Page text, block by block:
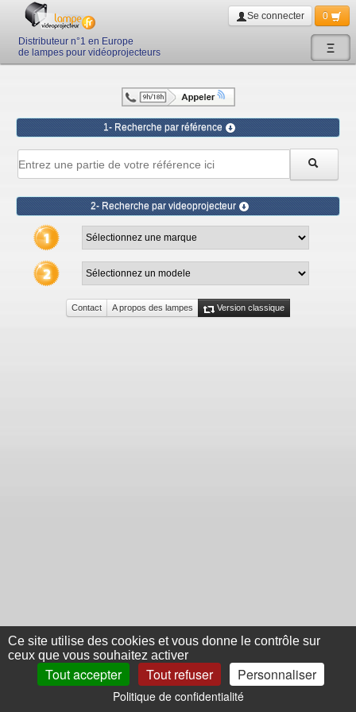
Ξ
Distributeur n°1 en Europe
de lampes pour vidéoprojecteurs
Se connecter 0
1- Recherche par référence
2- Recherche par videoprojecteur
Contact A propos des lampes Version classique
Ce site utilise des cookies et vous donne le contrôle sur
ceux que vous souhaitez activer
Tout accepter Tout refuser Personnaliser
Politique de confidentialité